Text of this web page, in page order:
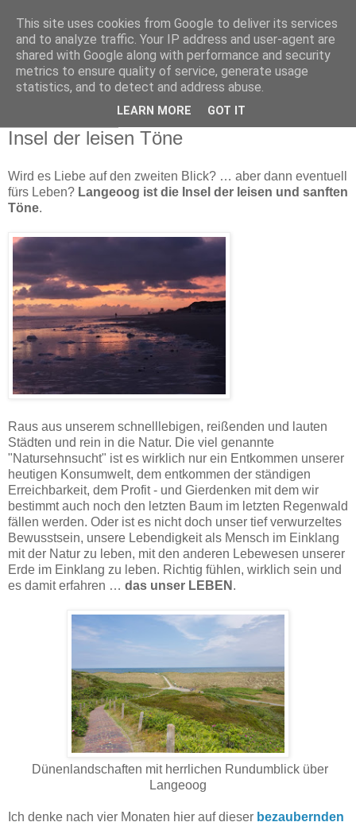
Reiseknipse ... die
Reisewelt im Fotofokus
Insel der leisen Töne
Wird es Liebe auf den zweiten Blick? … aber dann eventuell
fürs Leben? Langeoog ist die Insel der leisen und sanften
Töne.
Raus aus unserem schnelllebigen, reißenden und lauten
Städten und rein in die Natur. Die viel genannte
"Natursehnsucht" ist es wirklich nur ein Entkommen unserer
heutigen Konsumwelt, dem entkommen der ständigen
Erreichbarkeit, dem Profit - und Gierdenken mit dem wir
bestimmt auch noch den letzten Baum im letzten Regenwald
fällen werden. Oder ist es nicht doch unser tief verwurzeltes
Bewusstsein, unsere Lebendigkeit als Mensch im Einklang
mit der Natur zu leben, mit den anderen Lebewesen unserer
Erde im Einklang zu leben. Richtig fühlen, wirklich sein und
es damit erfahren … das unser LEBEN .
Dünenlandschaften mit herrlichen Rundumblick über
Langeoog
Ich denke nach vier Monaten hier auf dieser bezaubernden
This site uses cookies from Google to deliver its services
and to analyze traffic. Your IP address and user-agent are
shared with Google along with performance and security
metrics to ensure quality of service, generate usage
statistics, and to detect and address abuse.
LEARN MORE GOT IT